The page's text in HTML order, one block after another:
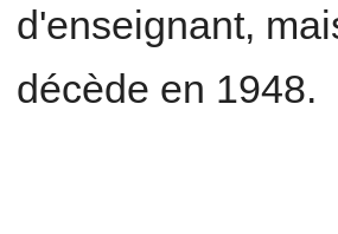
d'enseignant,
décède en 1948.